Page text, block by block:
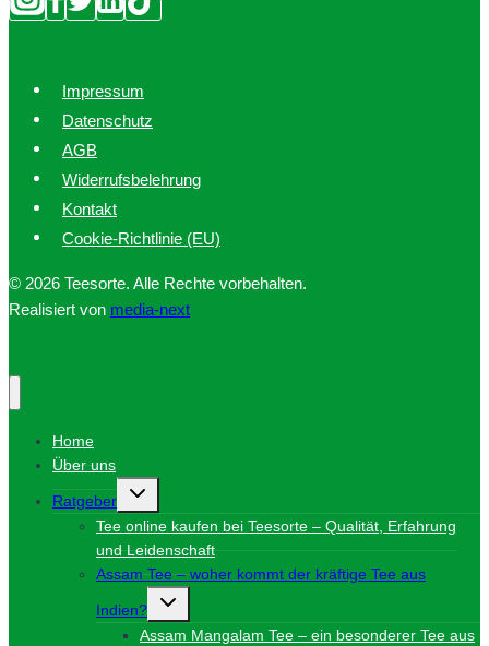
Impressum
Datenschutz
AGB
Widerrufsbelehrung
Kontakt
Cookie-Richtlinie (EU)
© 2026 Teesorte. Alle Rechte vorbehalten.
Realisiert von media-next
Home
Über uns
Ratgeber
Untermenü
Tee online kaufen bei Teesorte – Qualität, Erfahrung
und Leidenschaft
Assam Tee – woher kommt der kräftige Tee aus
Indien?
Untermenü
Assam Mangalam Tee – ein besonderer Tee aus